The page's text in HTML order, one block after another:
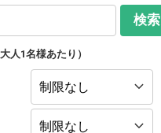
検索
人1名様あたり）